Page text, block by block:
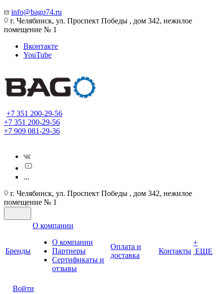
info@bago74.ru
г. Челябинск, ул. Проспект Победы , дом 342, нежилое
помещение № 1
Вконтакте
YouTube
+7 351 200-29-56
+7 351 200-29-56
+7 909 081-29-36
...
г. Челябинск, ул. Проспект Победы , дом 342, нежилое
помещение № 1
Бренды
О компании
О компании
Партнеры
Cертификаты и
отзывы
Оплата и
доставка
Контакты
+
ЕЩЕ
Войти